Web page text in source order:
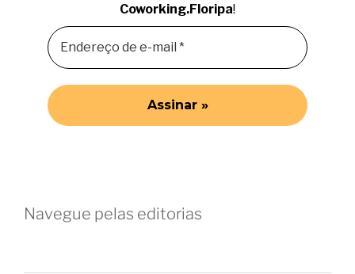
Coworking.Floripa!
Navegue pelas editorias